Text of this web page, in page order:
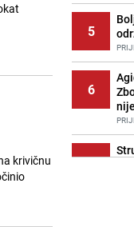
krivičnu
5
6
7